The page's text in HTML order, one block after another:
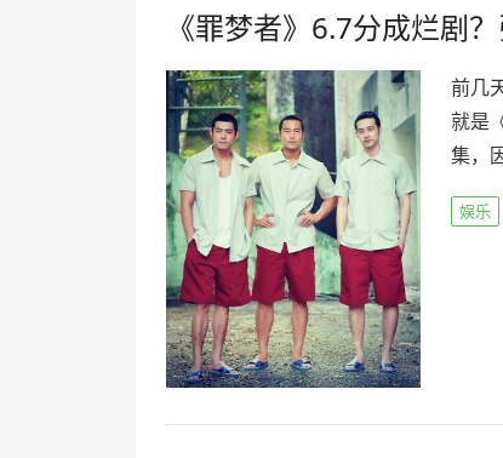
《罪梦者》6.7分成烂剧
前几
就是
集，
娱乐